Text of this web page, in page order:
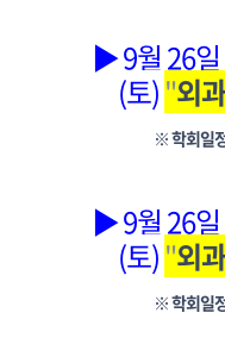
▶ 9월 26일
(토)"외
※ 학회일
▶ 9월 26일
(토)"외
※ 학회일